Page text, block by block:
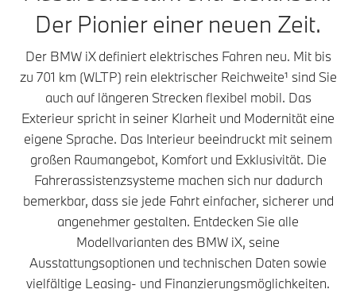
Der Pionier einer neuen Zeit.
Der BMW iX definiert elektrisches Fahren neu. Mit bis
zu 701 km (WLTP) rein elektrischer Reichweite¹ sind Sie
auch auf längeren Strecken flexibel mobil. Das
Exterieur spricht in seiner Klarheit und Modernität eine
eigene Sprache. Das Interieur beeindruckt mit seinem
großen Raumangebot, Komfort und Exklusivität. Die
Fahrerassistenzsysteme machen sich nur dadurch
bemerkbar, dass sie jede Fahrt einfacher, sicherer und
angenehmer gestalten. Entdecken Sie alle
Modellvarianten des BMW iX, seine
Ausstattungsoptionen und technischen Daten sowie
vielfältige Leasing- und Finanzierungsmöglichkeiten.